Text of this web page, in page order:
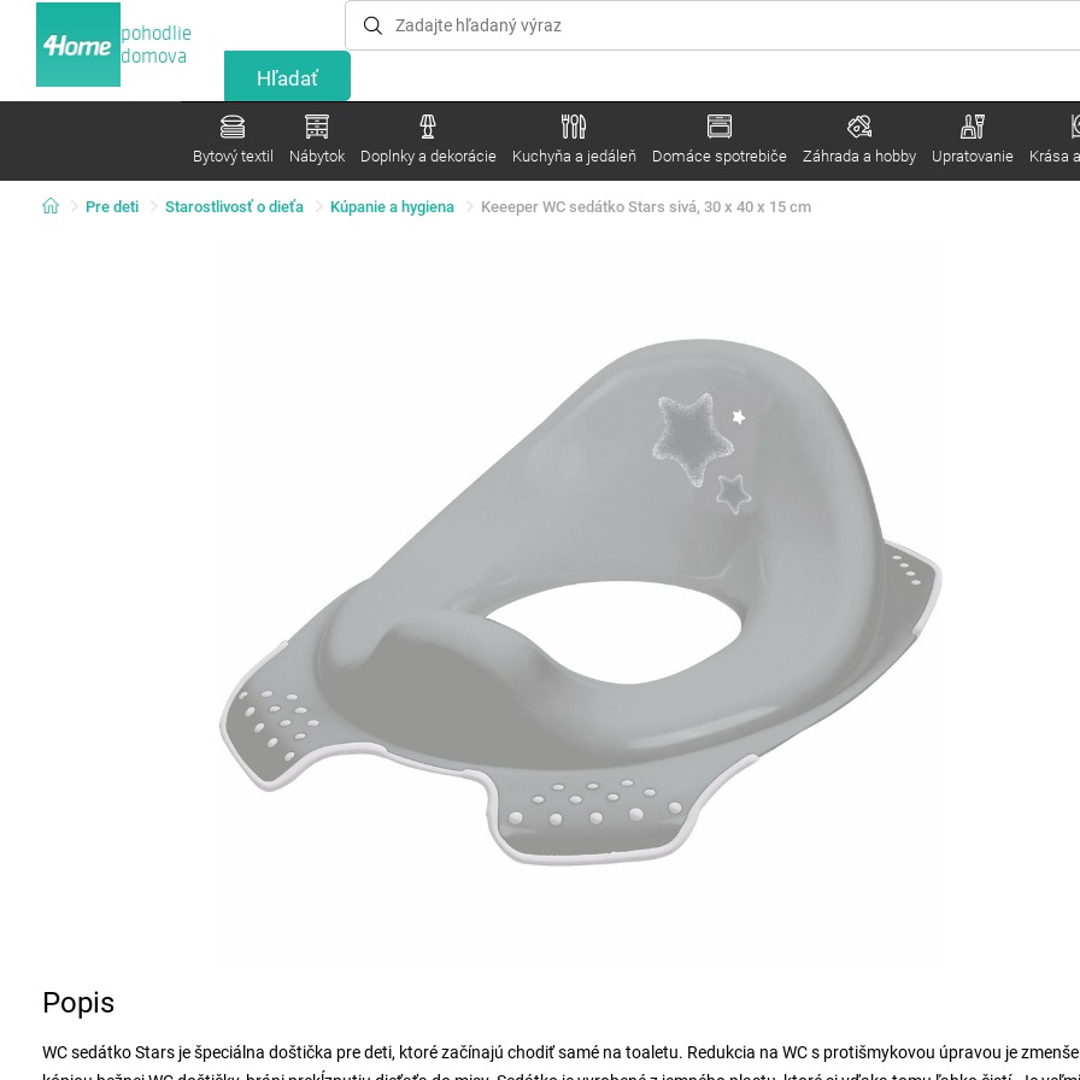
pohodlie
domova
Bytový textil Nábytok Doplnky a dekorácie Kuchyňa a jedáleň Domáce spotrebiče Záhrada a hobby Upratovanie Krása
Pre deti Starostlivosť o dieťa Kúpanie a hygiena Keeeper WC sedátko Stars sivá, 30 x 40 x 15 cm
Popis
WC sedátko Stars je špeciálna doštička pre deti, ktoré začínajú chodiť samé na toaletu. Redukcia na WC s protišmykovou úpravou je